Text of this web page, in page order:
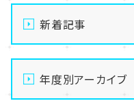
新着記事
【なんば】体験授業
ました！🥭✨
【なんば】キラリと
年度別アーカイブ